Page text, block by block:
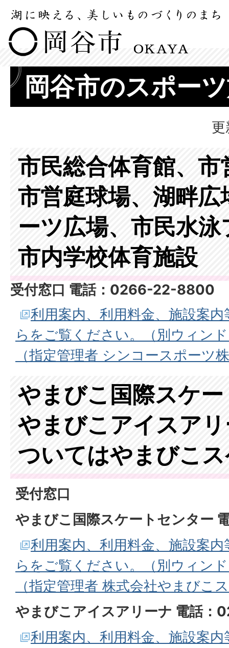
岡谷市のスポー
市民総合体育館、市
市営庭球場、湖畔広
ーツ広場、市民水
市内学校体育施設
受付窓口 電話：0266-22-8800
利用案内、利用料金、施設案
らをご覧ください。（別ウィン
（指定管理者 シンコースポーツ
やまびこ国際スケ
やまびこアイスア
ついてはやまびこ
受付窓口
やまびこ国際スケートセンター
利用案内、利用料金、施設案
らをご覧ください。（別ウィン
（指定管理者 株式会社やまびこ
やまびこアイスアリーナ 電話
利用案内、利用料金、施設案